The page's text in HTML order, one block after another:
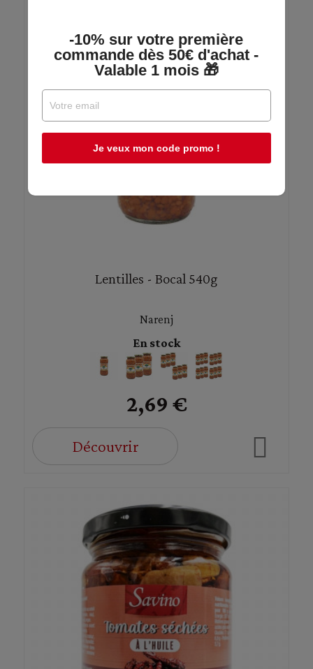
Lentilles - Bocal 540g
Narenj
En stock
2,69 €
Découvrir
-10% sur votre première
commande dès 50€ d'achat -
Valable 1 mois 🎁
Je veux mon code promo !